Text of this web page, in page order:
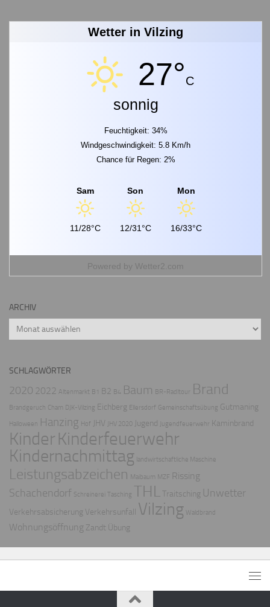
Wetter in Vilzing
27°C
sonnig
Feuchtigkeit: 34%
Windgeschwindigkeit: 5.8 Km/h
Chance für Regen: 2%
Sam
11/28°C
Son
12/31°C
Mon
16/33°C
Powered by Wetter2.com
ARCHIV
Archiv
SCHLAGWÖRTER
2020 2022 Altenmarkt B1 B2 B4 Baum BR-Radltour Brand
Brandgeruch Cham DJK-Vilzing Eichberg Ellersdorf Gemeinschaftsübung Gutmaning
Halloween Hanzing Hof JHV JHV 2020 Jugend Jugendfeuerwehr Kaminbrand
Kinder Kinderfeuerwehr
Kindernachmittag landwirtschaftliche Maschine
Leistungsabzeichen Maibaum MZF Rissing
Schachendorf Schreinerei Tasching THLTraitsching Unwetter
Verkehrsabsicherung Verkehrsunfall Vilzing Waldbrand
Wohnungsöffnung Zandt Übung